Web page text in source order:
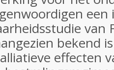
een
van
bekend
effecten